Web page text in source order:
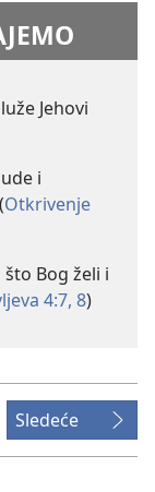
Jehovi
i
Otkrivenje
Bog želi i
4:7, 8)
Sledeće